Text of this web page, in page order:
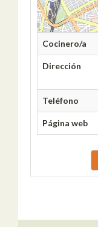
Cocinero/a
Dirección
Teléfono
Página web